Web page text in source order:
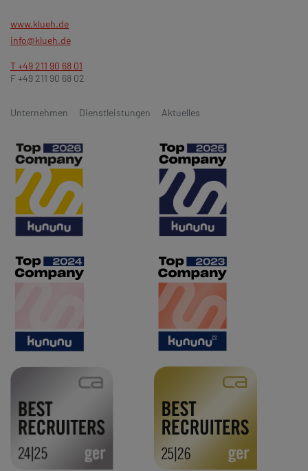
Unternehmen Dienstleistungen Aktuelles
www.klueh.de
info@klueh.de
T +49 211 90 68 01
F +49 211 90 68 02